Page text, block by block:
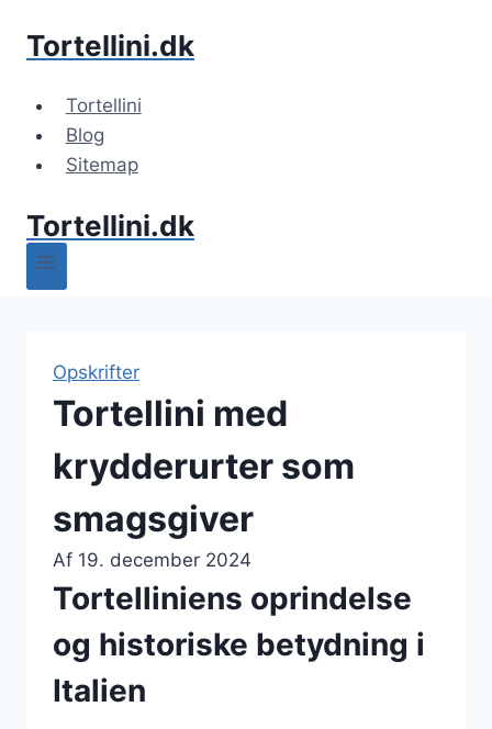
Tortellini.dk
Tortellini
Blog
Sitemap
Tortellini.dk
Opskrifter
Tortellini med
krydderurter som
smagsgiver
Af 19. december 2024
Tortelliniens oprindelse
og historiske betydning i
Italien